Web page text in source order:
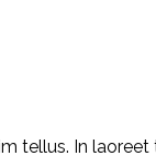
tellus. In